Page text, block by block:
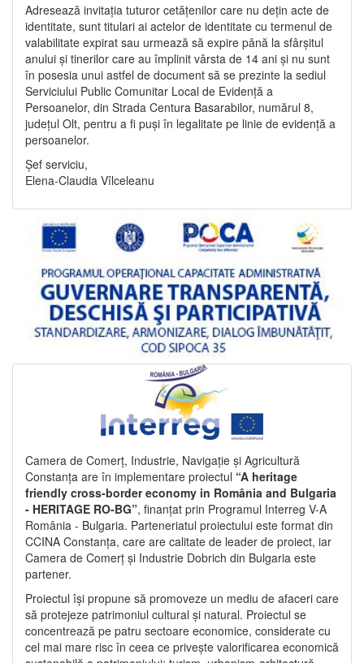
Adresează invitația tuturor cetățenilor care nu dețin acte de
identitate, sunt titulari ai actelor de identitate cu termenul de
valabilitate expirat sau urmează să expire până la sfârșitul
anului și tinerilor care au împlinit vârsta de 14 ani și nu sunt
în posesia unui astfel de document să se prezinte la sediul
Serviciului Public Comunitar Local de Evidență a
Persoanelor, din Strada Centura Basarabilor, numărul 8,
județul Olt, pentru a fi puși în legalitate pe linie de evidență a
persoanelor.
Șef serviciu,
Elena-Claudia Vîlceleanu
Camera de Comerț, Industrie, Navigație și Agricultură
Constanța are în implementare proiectul “A heritage
friendly cross-border economy in România and Bulgaria
- HERITAGE RO-BG”, finanțat prin Programul Interreg V-A
România - Bulgaria. Parteneriatul proiectului este format din
CCINA Constanța, care are calitate de leader de proiect, iar
Camera de Comerț și Industrie Dobrich din Bulgaria este
partener.
Proiectul își propune să promoveze un mediu de afaceri care
să protejeze patrimoniul cultural și natural. Proiectul se
concentrează pe patru sectoare economice, considerate cu
cel mai mare risc în ceea ce privește valorificarea economică